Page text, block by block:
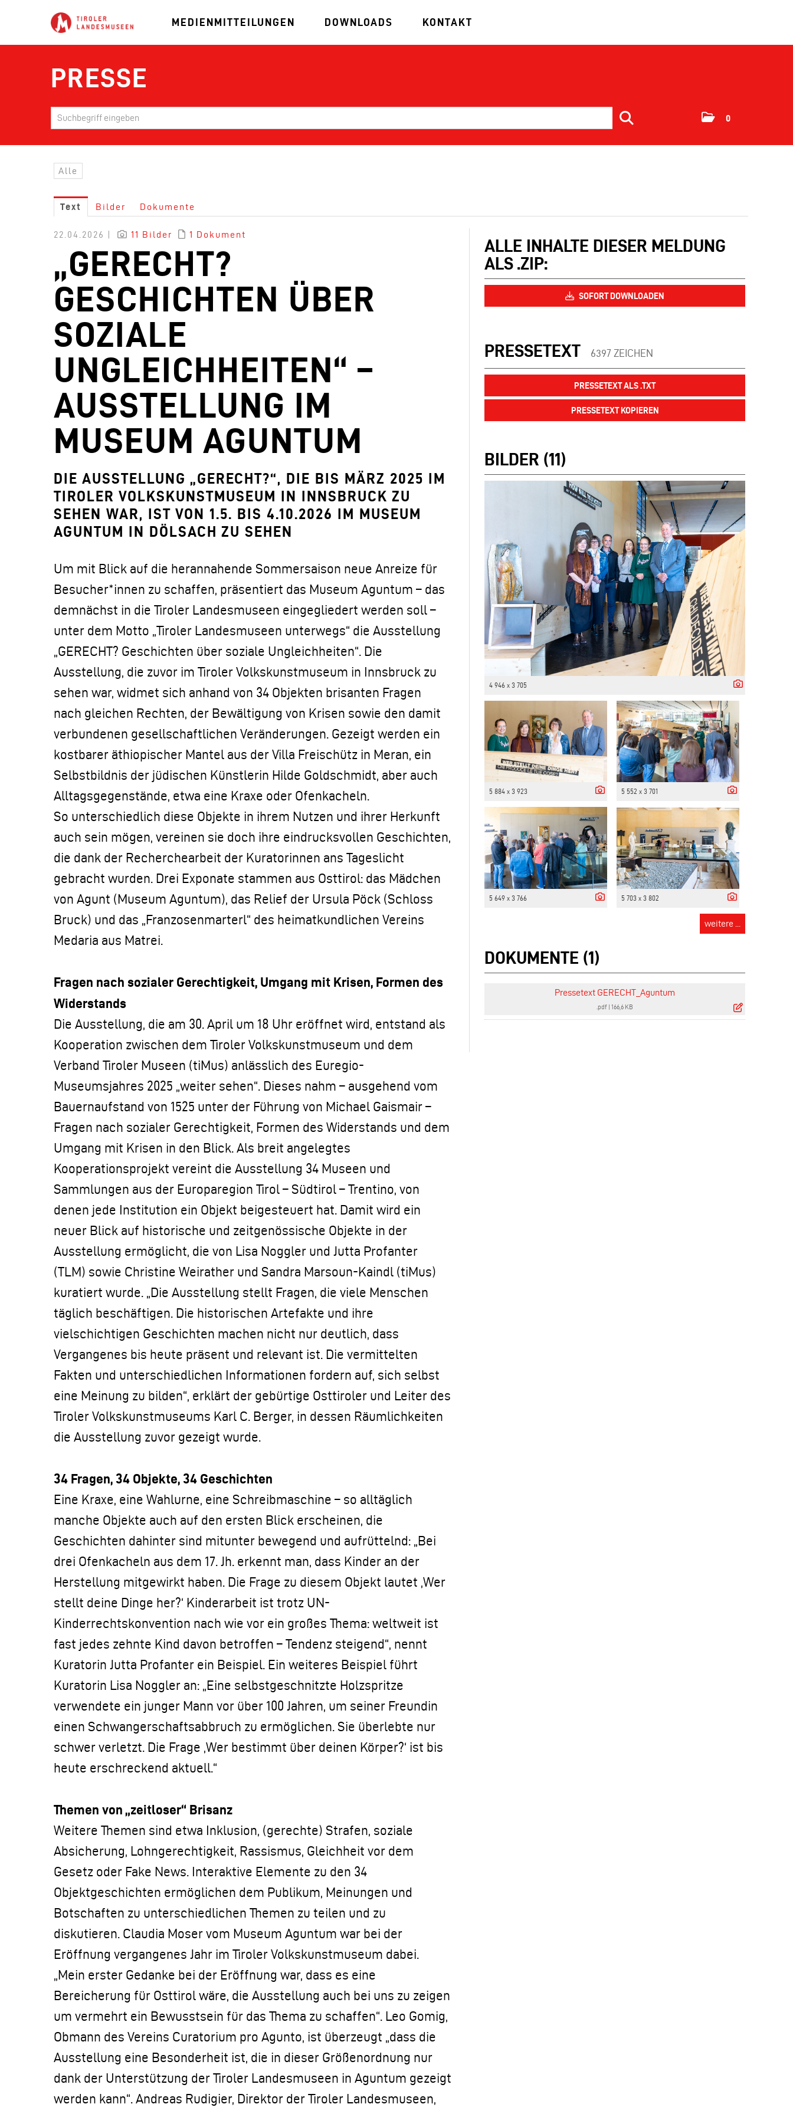
MEDIENMITTEILUNGEN DOWNLOADS KONTAKT
0
PRESSE
Alle
Text Bilder Dokumente
22.04.2026 | 11 Bilder 1 Dokument
„GERECHT?
GESCHICHTEN ÜBER
SOZIALE
UNGLEICHHEITEN“ –
AUSSTELLUNG IM
MUSEUM AGUNTUM
DIE AUSSTELLUNG „GERECHT?“, DIE BIS MÄRZ 2025 IM
TIROLER VOLKSKUNSTMUSEUM IN INNSBRUCK ZU
SEHEN WAR, IST VON 1.5. BIS 4.10.2026 IM MUSEUM
AGUNTUM IN DÖLSACH ZU SEHEN
Um mit Blick auf die herannahende Sommersaison neue Anreize für
Besucher*innen zu schaffen, präsentiert das Museum Aguntum – das
demnächst in die Tiroler Landesmuseen eingegliedert werden soll –
unter dem Motto „Tiroler Landesmuseen unterwegs“ die Ausstellung
„GERECHT? Geschichten über soziale Ungleichheiten“. Die
Ausstellung, die zuvor im Tiroler Volkskunstmuseum in Innsbruck zu
sehen war, widmet sich anhand von 34 Objekten brisanten Fragen
nach gleichen Rechten, der Bewältigung von Krisen sowie den damit
verbundenen gesellschaftlichen Veränderungen. Gezeigt werden ein
kostbarer äthiopischer Mantel aus der Villa Freischütz in Meran, ein
Selbstbildnis der jüdischen Künstlerin Hilde Goldschmidt, aber auch
Alltagsgegenstände, etwa eine Kraxe oder Ofenkacheln.
So unterschiedlich diese Objekte in ihrem Nutzen und ihrer Herkunft
auch sein mögen, vereinen sie doch ihre eindrucksvollen Geschichten,
die dank der Recherchearbeit der Kuratorinnen ans Tageslicht
gebracht wurden. Drei Exponate stammen aus Osttirol: das Mädchen
von Agunt (Museum Aguntum), das Relief der Ursula Pöck (Schloss
Bruck) und das „Franzosenmarterl“ des heimatkundlichen Vereins
Medaria aus Matrei.
Fragen nach sozialer Gerechtigkeit, Umgang mit Krisen, Formen des
Widerstands
Die Ausstellung, die am 30. April um 18 Uhr eröffnet wird, entstand als
Kooperation zwischen dem Tiroler Volkskunstmuseum und dem
Verband Tiroler Museen (tiMus) anlässlich des Euregio-
Museumsjahres 2025 „weiter sehen“. Dieses nahm – ausgehend vom
Bauernaufstand von 1525 unter der Führung von Michael Gaismair –
Fragen nach sozialer Gerechtigkeit, Formen des Widerstands und dem
Umgang mit Krisen in den Blick. Als breit angelegtes
Kooperationsprojekt vereint die Ausstellung 34 Museen und
Sammlungen aus der Europaregion Tirol – Südtirol – Trentino, von
denen jede Institution ein Objekt beigesteuert hat. Damit wird ein
neuer Blick auf historische und zeitgenössische Objekte in der
Ausstellung ermöglicht, die von Lisa Noggler und Jutta Profanter
(TLM) sowie Christine Weirather und Sandra Marsoun-Kaindl (tiMus)
kuratiert wurde. „Die Ausstellung stellt Fragen, die viele Menschen
täglich beschäftigen. Die historischen Artefakte und ihre
vielschichtigen Geschichten machen nicht nur deutlich, dass
Vergangenes bis heute präsent und relevant ist. Die vermittelten
Fakten und unterschiedlichen Informationen fordern auf, sich selbst
eine Meinung zu bilden“, erklärt der gebürtige Osttiroler und Leiter des
Tiroler Volkskunstmuseums Karl C. Berger, in dessen Räumlichkeiten
die Ausstellung zuvor gezeigt wurde.
34 Fragen, 34 Objekte, 34 Geschichten
Eine Kraxe, eine Wahlurne, eine Schreibmaschine – so alltäglich
manche Objekte auch auf den ersten Blick erscheinen, die
Geschichten dahinter sind mitunter bewegend und aufrüttelnd: „Bei
drei Ofenkacheln aus dem 17. Jh. erkennt man, dass Kinder an der
Herstellung mitgewirkt haben. Die Frage zu diesem Objekt lautet ‚Wer
stellt deine Dinge her?‘ Kinderarbeit ist trotz UN-
Kinderrechtskonvention nach wie vor ein großes Thema: weltweit ist
fast jedes zehnte Kind davon betroffen – Tendenz steigend“, nennt
Kuratorin Jutta Profanter ein Beispiel. Ein weiteres Beispiel führt
Kuratorin Lisa Noggler an: „Eine selbstgeschnitzte Holzspritze
verwendete ein junger Mann vor über 100 Jahren, um seiner Freundin
einen Schwangerschaftsabbruch zu ermöglichen. Sie überlebte nur
schwer verletzt. Die Frage ,Wer bestimmt über deinen Körper?‘ ist bis
heute erschreckend aktuell.“
Themen von „zeitloser“ Brisanz
Weitere Themen sind etwa Inklusion, (gerechte) Strafen, soziale
Absicherung, Lohngerechtigkeit, Rassismus, Gleichheit vor dem
Gesetz oder Fake News. Interaktive Elemente zu den 34
Objektgeschichten ermöglichen dem Publikum, Meinungen und
Botschaften zu unterschiedlichen Themen zu teilen und zu
diskutieren. Claudia Moser vom Museum Aguntum war bei der
Eröffnung vergangenes Jahr im Tiroler Volkskunstmuseum dabei.
„Mein erster Gedanke bei der Eröffnung war, dass es eine
Bereicherung für Osttirol wäre, die Ausstellung auch bei uns zu zeigen
um vermehrt ein Bewusstsein für das Thema zu schaffen“. Leo Gomig,
Obmann des Vereins Curatorium pro Agunto, ist überzeugt „dass die
Ausstellung eine Besonderheit ist, die in dieser Größenordnung nur
dank der Unterstützung der Tiroler Landesmuseen in Aguntum gezeigt
werden kann“. Andreas Rudigier, Direktor der Tiroler Landesmuseen,
ALLE INHALTE DIESER MELDUNG
ALS .ZIP:
SOFORT DOWNLOADEN
PRESSETEXT 6397 ZEICHEN
PRESSETEXT ALS .TXT
PRESSETEXT KOPIEREN
BILDER (11)
4 946 x 3 705
5 884 x 3 923 5 552 x 3 701
5 649 x 3 766 5 703 x 3 802
weitere ...
DOKUMENTE (1)
Pressetext GERECHT_Aguntum
.pdf |166,6 KB